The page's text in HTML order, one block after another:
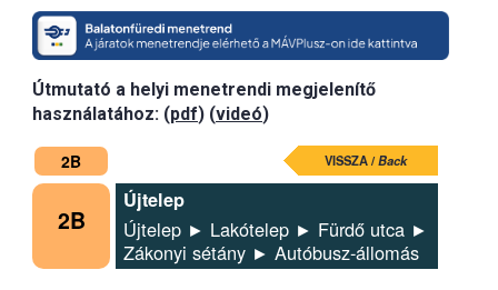
Útmutató a helyi menetrendi megjelenítő
használatához: (pdf) (videó)
2B VISSZA /Back
2B
Újtelep
Újtelep ► Lakótelep ► Fürdő utca ►
Zákonyi sétány ► Autóbusz-állomás